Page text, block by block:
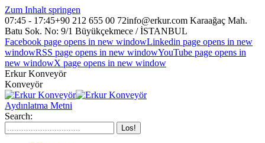
Zum Inhalt springen
07:45 - 17:45+90 212 655 00 72info@erkur.com Karaağaç Mah.
Batu Sok. No: 9/1 Büyükçekmece / İSTANBUL
Facebook page opens in new windowLinkedin page opens in new
windowRSS page opens in new windowYouTube page opens in
new windowX page opens in new window
Erkur Konveyör
Konveyör
Aydınlatma Metni
Search: